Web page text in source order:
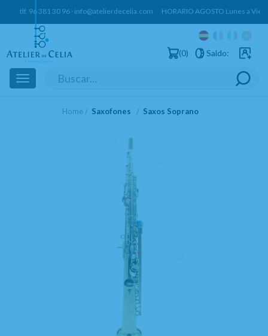
tlf. 96 381 30 96 · info@atelierdecelia.com HORARIO AGOSTO Lunes a
0 Saldo:
Toggle
navigation
Home Saxofones Saxos Soprano